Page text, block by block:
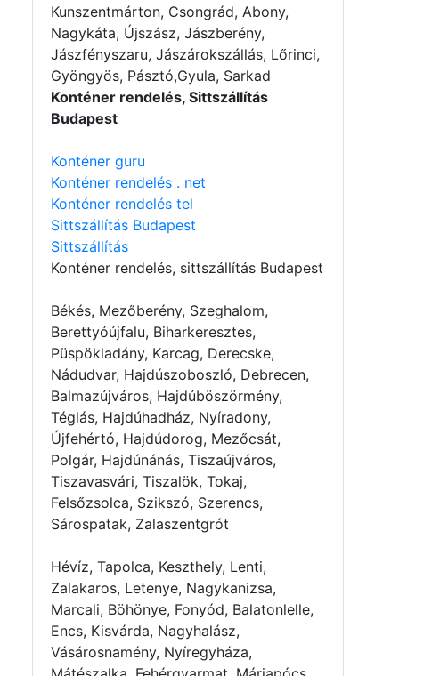
Kunszentmárton, Csongrád, Abony,
Nagykáta, Újszász, Jászberény,
Jászfényszaru, Jászárokszállás, Lőrinci,
Gyöngyös, Pásztó,Gyula, Sarkad
Konténer rendelés, Sittszállítás
Budapest
Konténer guru
Konténer rendelés . net
Konténer rendelés tel
Sittszállítás Budapest
Sittszállítás
Konténer rendelés, sittszállítás Budapest
Békés, Mezőberény, Szeghalom,
Berettyóújfalu, Biharkeresztes,
Püspökladány, Karcag, Derecske,
Nádudvar, Hajdúszoboszló, Debrecen,
Balmazújváros, Hajdúböszörmény,
Téglás, Hajdúhadház, Nyíradony,
Újfehértó, Hajdúdorog, Mezőcsát,
Polgár, Hajdúnánás, Tiszaújváros,
Tiszavasvári, Tiszalök, Tokaj,
Felsőzsolca, Szikszó, Szerencs,
Sárospatak, Zalaszentgrót
Hévíz, Tapolca, Keszthely, Lenti,
Zalakaros, Letenye, Nagykanizsa,
Marcali, Böhönye, Fonyód, Balatonlelle,
Encs, Kisvárda, Nagyhalász,
Vásárosnamény, Nyíregyháza,